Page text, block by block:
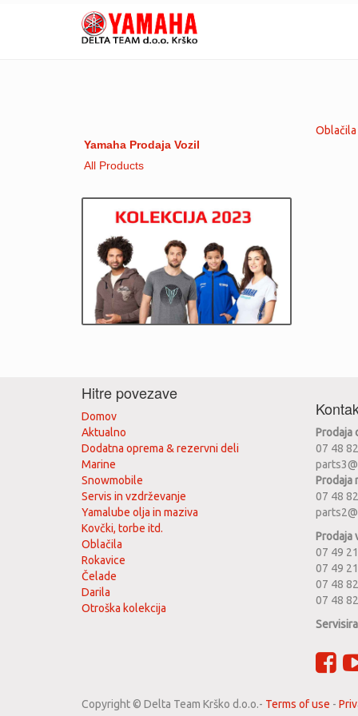
Yamaha Prodaja Vozil
All Products
Oblačila
Hitre povezave
Domov
Aktualno
Dodatna oprema & rezervni deli
Marine
Snowmobile
Servis in vzdrževanje
Yamalube olja in maziva
Kovčki, torbe itd.
Oblačila
Rokavice
Čelade
Darila
Otroška kolekcija
Prodaja
07 48
Prodaja
07 48
Prodaja
07 49
07 49
07 48
07 48
Copyright © Delta Team Krško d.o.o.- Terms of use -